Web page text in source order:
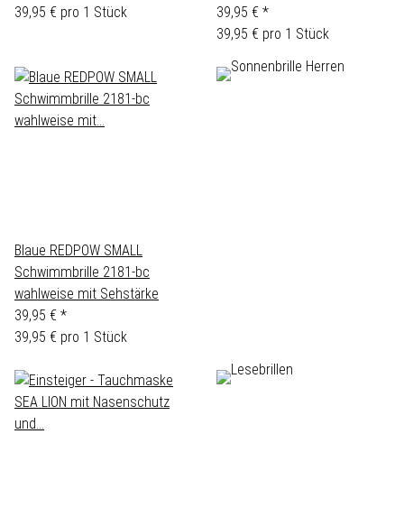
39,95 € pro 1 Stück
39,95 € *
39,95 € pro 1 Stück
Blaue REDPOW SMALL
Schwimmbrille 2181-bc
wahlweise mit Sehstärke
39,95 € *
39,95 € pro 1 Stück